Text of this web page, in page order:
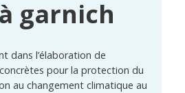
garnich
dans l’élaboration de
pour la protection du
au changement climatique au